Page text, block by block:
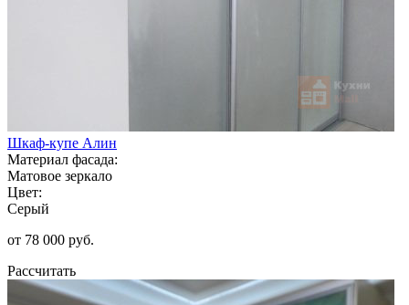
Шкаф-купе Алин
Материал фасада:
Матовое зеркало
Цвет:
Серый
от 78 000 руб.
Рассчитать